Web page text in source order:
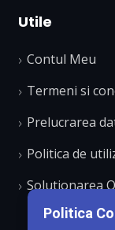
Utile
Contul Meu
Termeni si
Prelucrarea
Politica de
Solutionarea
Politica